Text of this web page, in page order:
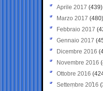
Aprile 2017 (439)
Marzo 2017 (480)
Febbraio 2017
Gennaio 2017
Dicembre 2016
Novembre 2016
Ottobre 2016
Settembre 2016